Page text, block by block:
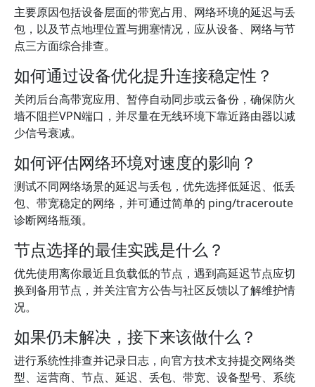
主要原因包括设备层面的带宽占用、网络环境的延迟与丢
包，以及节点地理位置与拥塞情况，应从设备、网络与节
点三方面综合排查。
如何通过设备优化提升连接稳定性？
关闭后台高带宽应用、暂停自动同步或云备份，确保防火
墙不阻拦VPN端口，并尽量在无线环境下靠近路由器以减
少信号衰减。
如何评估网络环境对速度的影响？
测试不同网络场景的延迟与丢包，优先选择低延迟、低丢
包、带宽稳定的网络，并可通过简单的 ping/traceroute
诊断网络瓶颈。
节点选择的最佳实践是什么？
优先使用离你最近且负载低的节点，遇到高延迟节点应切
换到备用节点，并关注官方公告与社区反馈以了解维护情
况。
如果仍未解决，接下来该做什么？
进行系统性排查并记录日志，向官方技术支持提交网络类
型、运营商、节点、延迟、丢包、带宽、设备型号、系统